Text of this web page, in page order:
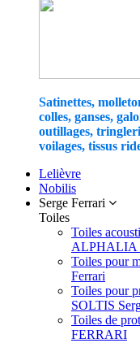
Satinettes,
colles, ganses,
outillages,
voilages, tissus
Lelièvre
Nobilis
Serge Ferrari
Toiles
Toiles
ALPHALIA
Toiles pour
Ferrari
Toiles pour
SOLTIS
Toiles de
FERRARI